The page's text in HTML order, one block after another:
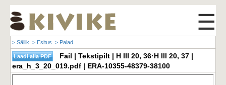
☰
> Säilik > Esitus > Palad
Fail | Tekstipilt | H III 20, 36·H III 20, 37 |
era_h_3_20_019.pdf | ERA-10355-48379-38100